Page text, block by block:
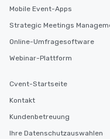
Mobile Event-Apps
Strategic Meetings
Online-Umfragesoftware
Webinar-Plattform
Cvent-Startseite
Kontakt
Kundenbetreuung
Ihre Datenschutzauswahlen